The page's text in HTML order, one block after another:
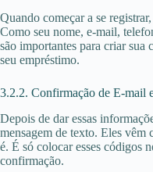
Quando começar a se
Como seu nome, e-mail,
são importantes para criar sua
seu empréstimo.
3.2.2. Confirmação de E-mail
Depois de dar essas
mensagem de texto. Eles
é. É só colocar esses códigos
confirmação.